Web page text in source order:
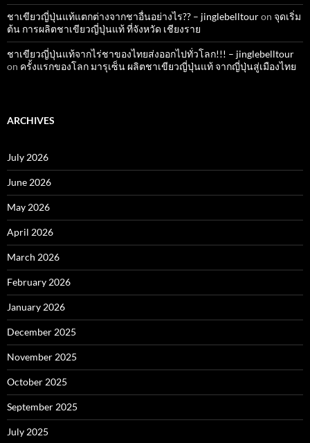
ชาเขียวญี่ปุ่นแท้แตกต่างจากชาอื่นอย่างไร?? – jinglebelltouron จุดเริ่ม
ต้น การผลิตชาเขียวญี่ปุ่นแท้ ที่จังหวัด เชียงราย
ชาเขียวญี่ปุ่นแท้จากไร่ชาของไทยส่งออกไปทั่วโลก!!! – jinglebelltour
on ครั้งแรกของโลก มารุเซ็น ผลิตชาเขียวญี่ปุ่นแท้ จากญี่ปุ่นสู่เมืองไทย
ARCHIVES
July 2026
June 2026
May 2026
April 2026
March 2026
February 2026
January 2026
December 2025
November 2025
October 2025
September 2025
July 2025